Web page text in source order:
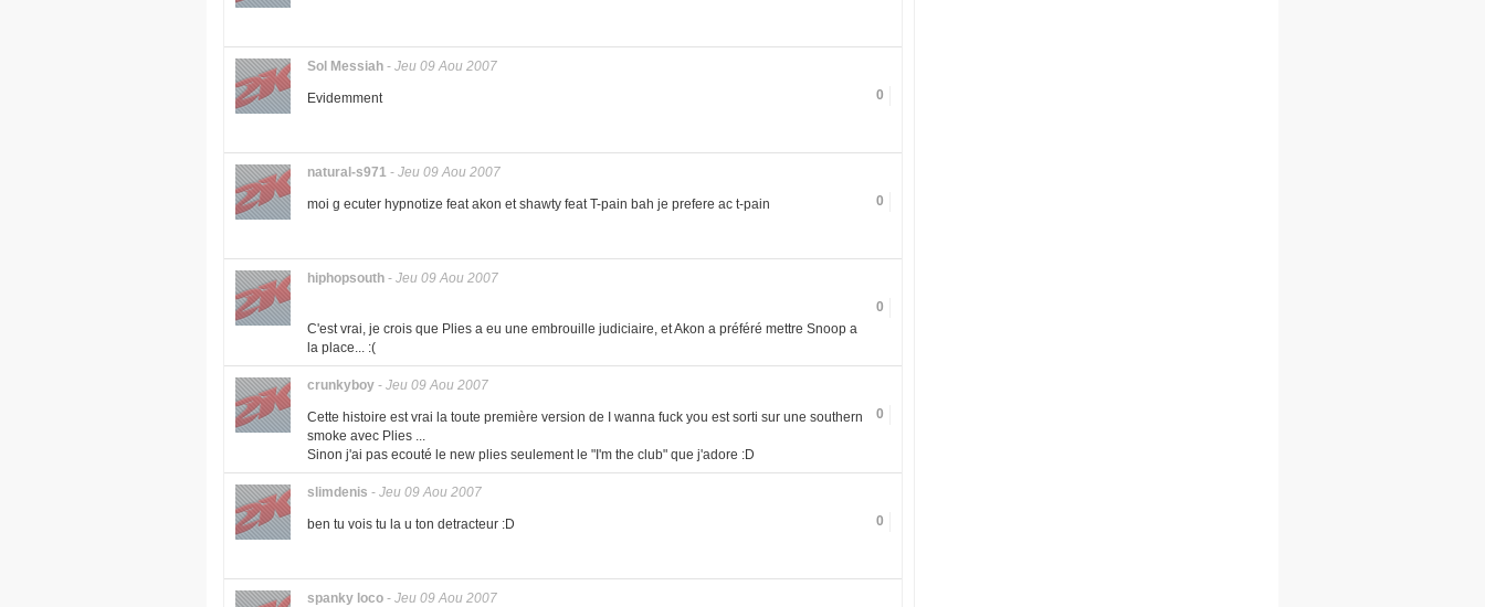
Sol Messiah - Jeu 09 Aou 2007
0
Evidemment
natural-s971 - Jeu 09 Aou 2007
0
moi g ecuter hypnotize feat akon et shawty feat T-pain bah je prefere ac t-pain
hiphopsouth - Jeu 09 Aou 2007
0
C'est vrai, je crois que Plies a eu une embrouille judiciaire, et Akon a préféré mettre Snoop a
la place... :(
crunkyboy - Jeu 09 Aou 2007
0
Cette histoire est vrai la toute première version de I wanna fuck you est sorti sur une southern
smoke avec Plies ...
Sinon j'ai pas ecouté le new plies seulement le "I'm the club" que j'adore :D
slimdenis - Jeu 09 Aou 2007
0
ben tu vois tu la u ton detracteur :D
spanky loco - Jeu 09 Aou 2007